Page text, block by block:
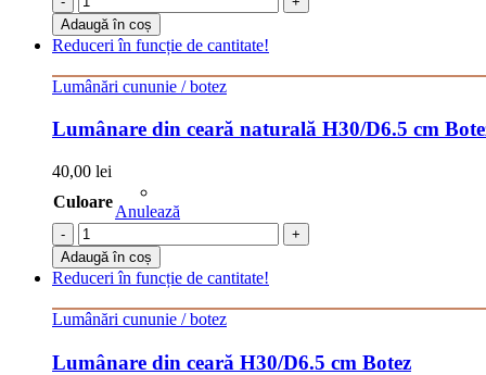
Adaugă în coș
Reduceri în funcție de cantitate!
Lumânări cununie / botez
Lumânare din ceară naturală H30/D6.5 cm
40,00 lei
Culoare
Anulează
-
+
Adaugă în coș
Reduceri în funcție de cantitate!
Lumânări cununie / botez
Lumânare din ceară H30/D6.5 cm Botez